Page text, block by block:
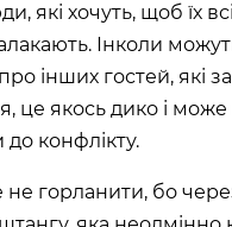
які хочуть, щоб їх
Інколи
інших гостей, які
це якось дико і
конфлікту.
горланити, бо